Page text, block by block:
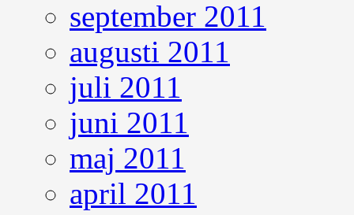
september 2011
augusti 2011
juli 2011
juni 2011
maj 2011
april 2011